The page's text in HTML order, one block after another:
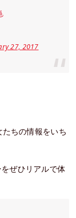
27, 2017
ちの情報をいち
ぜひリアルで体